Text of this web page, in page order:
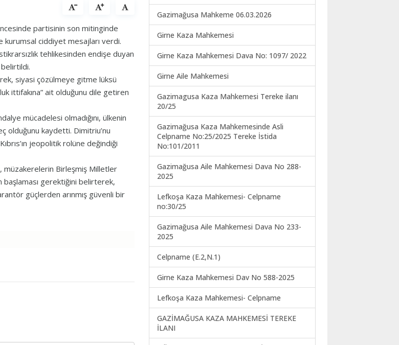
partisinin son mitinginde
kurumsal ciddiyet mesajları verdi.
tehlikesinden endişe duyan
belirtildi.
siyasi çözülmeye gitme lüksü
ittifakına” ait olduğunu dile getiren
mücadelesi olmadığını, ülkenin
olduğunu kaydetti. Dimitriu’nu
jeopolitik rolüne değindiği
müzakerelerin Birleşmiş Milletler
başlaması gerektiğini belirterek,
güçlerden arınmış güvenli bir
Gazimağusa Mahkeme 06.03.2026
Girne Kaza Mahkemesi
Girne Kaza Mahkemesi Dava No: 1097/ 2022
Girne Aile Mahkemesi
Gazimagusa Kaza Mahkemesi Tereke ilanı
20/25
Gazimağusa Kaza Mahkemesinde Asli
Celpname No:25/2025 Tereke İstida
No:101/2011
Gazimağusa Aile Mahkemesi Dava No 288-
2025
Lefkoşa Kaza Mahkemesi- Celpname
no:30/25
Gazimağusa Aile Mahkemesi Dava No 233-
2025
Celpname (E.2,N.1)
Girne Kaza Mahkemesi Dav No 588-2025
Lefkoşa Kaza Mahkemesi- Celpname
GAZİMAĞUSA KAZA MAHKEMESİ TEREKE
İLANI